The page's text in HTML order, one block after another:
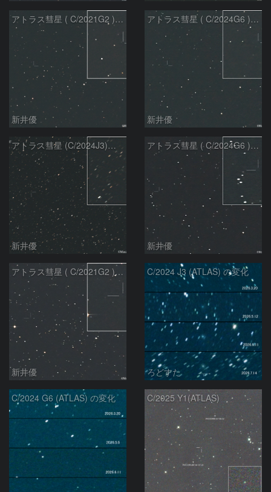
アトラス彗星 ( C/2021G2 )：2026/07/09
新井優
アトラス彗星 ( C/2024G6 )：2026/07/09
新井優
アトラス彗星 (C/2024J3)：2026/07/09
新井優
アトラス彗星 ( C/2024G6 )：2026/07/08
新井優
アトラス彗星 ( C/2021G2 )：2026/07/08
新井優
C/2024 J3 (ATLAS) の変化
ろどすた
C/2024 G6 (ATLAS) の変化 C/2025 Y1(ATLAS)